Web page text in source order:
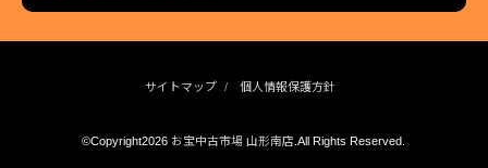
サイトマップ 個人情報保護方針
©Copyright2026 お宝中古市場 山形南店 .All Rights Reserved.